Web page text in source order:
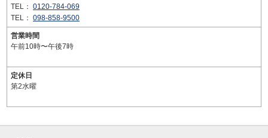
TEL： 0120-784-069
TEL： 098-858-9500
営業時間
午前10時〜午後7時
定休日
第2水曜